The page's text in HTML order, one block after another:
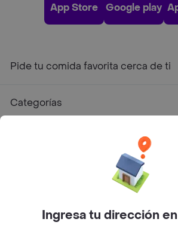
App Store Google play
Pide tu comida favorita cerca de ti
Categorías
Facebook
Twitter
Ingresa tu dirección